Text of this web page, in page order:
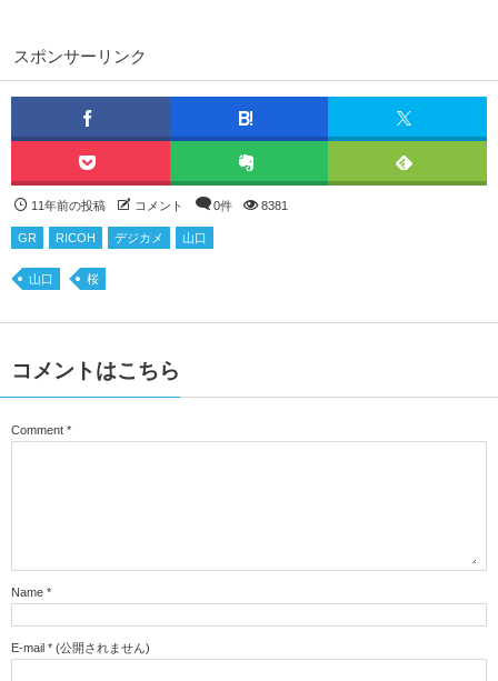
スポンサーリンク
11年前の投稿 コメント 0件 8381
GR RICOH デジカメ 山口
山口 桜
コメントはこちら
Comment *
Name *
E-mail * (公開されません)